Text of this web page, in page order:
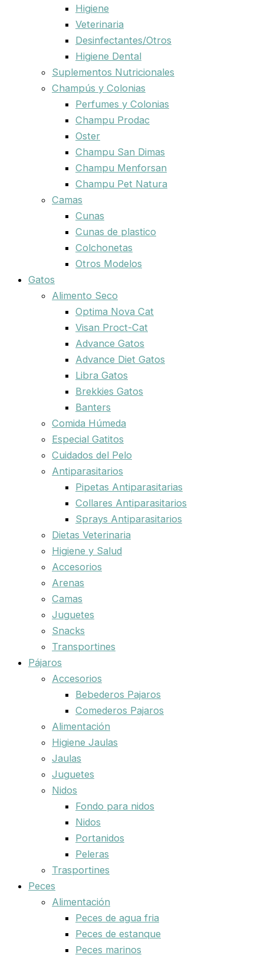
Higiene
Veterinaria
Desinfectantes/Otros
Higiene Dental
Suplementos Nutricionales
Champús y Colonias
Perfumes y Colonias
Champu Prodac
Oster
Champu San Dimas
Champu Menforsan
Champu Pet Natura
Camas
Cunas
Cunas de plastico
Colchonetas
Otros Modelos
Gatos
Alimento Seco
Optima Nova Cat
Visan Proct-Cat
Advance Gatos
Advance Diet Gatos
Libra Gatos
Brekkies Gatos
Banters
Comida Húmeda
Especial Gatitos
Cuidados del Pelo
Antiparasitarios
Pipetas Antiparasitarias
Collares Antiparasitarios
Sprays Antiparasitarios
Dietas Veterinaria
Higiene y Salud
Accesorios
Arenas
Camas
Juguetes
Snacks
Transportines
Pájaros
Accesorios
Bebederos Pajaros
Comederos Pajaros
Alimentación
Higiene Jaulas
Jaulas
Juguetes
Nidos
Fondo para nidos
Nidos
Portanidos
Peleras
Trasportines
Peces
Alimentación
Peces de agua fria
Peces de estanque
Peces marinos